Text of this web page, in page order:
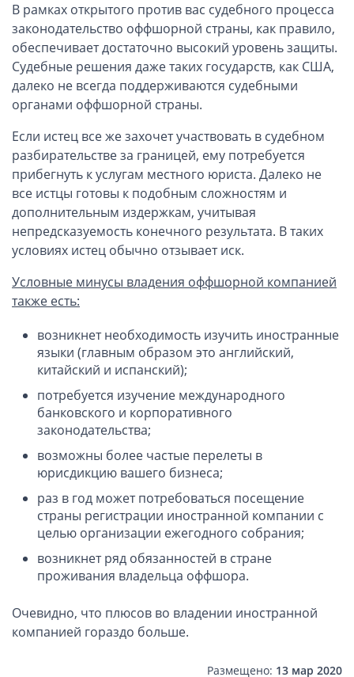
В рамках открытого против вас судебного процесса
законодательство оффшорной страны, как правило,
обеспечивает достаточно высокий уровень защиты.
Судебные решения даже таких государств, как США,
далеко не всегда поддерживаются судебными
органами оффшорной страны.
Если истец все же захочет участвовать в судебном
разбирательстве за границей, ему потребуется
прибегнуть к услугам местного юриста. Далеко не
все истцы готовы к подобным сложностям и
дополнительным издержкам, учитывая
непредсказуемость конечного результата. В таких
условиях истец обычно отзывает иск.
Условные минусы владения оффшорной компанией
также есть:
возникнет необходимость изучить иностранные
языки (главным образом это английский,
китайский и испанский);
потребуется изучение международного
банковского и корпоративного
законодательства;
возможны более частые перелеты в
юрисдикцию вашего бизнеса;
раз в год может потребоваться посещение
страны регистрации иностранной компании с
целью организации ежегодного собрания;
возникнет ряд обязанностей в стране
проживания владельца оффшора.
Очевидно, что плюсов во владении иностранной
компанией гораздо больше.
Размещено: 13 мар 2020